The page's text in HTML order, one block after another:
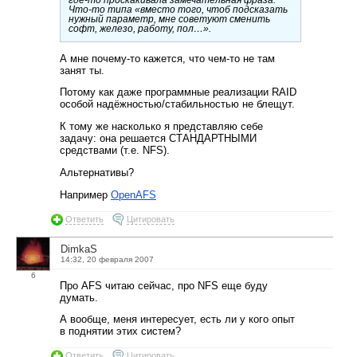
Что-то типа «вместо того, чтоб подсказать
нужный параметр, мне советуют сменить
софт, железо, работу, пол…».
А мне почему-то кажется, что чем-то не там
занят ты.
Потому как даже программные реализации RAID
особой надёжностью/стабильностью не блещут.
К тому же насколько я представляю себе
задачу: она решается СТАНДАРТНЫМИ
средствами (т.е. NFS).
Альтернативы?
Например OpenAFS
Ответить Цитировать
6
DimkaS
14:32, 20 февраля 2007
Про AFS читаю сейчас, про NFS еще буду
думать.
А вообще, меня интересует, есть ли у кого опыт
в поднятии этих систем?